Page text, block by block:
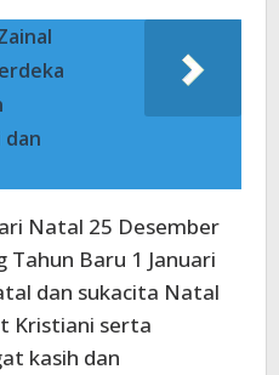
Natal 25 Desember
Baru 1 Januari
dan sukacita Natal
Kristiani serta
kasih dan